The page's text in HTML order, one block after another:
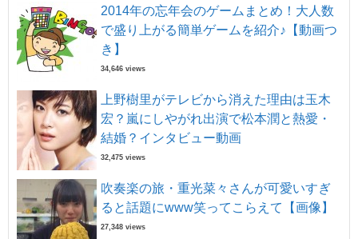
2014年の忘年会のゲームまとめ！大人数
で盛り上がる簡単ゲームを紹介♪【動画つ
き】
34,646 views
上野樹里がテレビから消えた理由は玉木
宏？嵐にしやがれ出演で松本潤と熱愛・
結婚？インタビュー動画
32,475 views
吹奏楽の旅・重光菜々さんが可愛いすぎ
ると話題にwww笑ってこらえて【画像】
27,348 views